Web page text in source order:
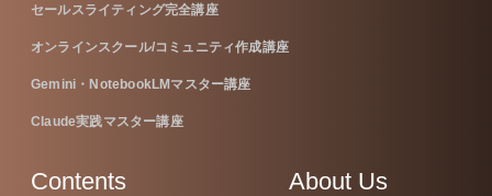
セールスライティング完全講座
オンラインスクール/コミュニティ作成講座
Gemini・NotebookLMマスター講座
Claude実践マスター講座
Contents About Us